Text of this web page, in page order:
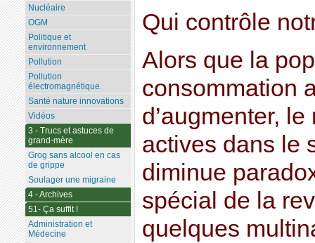
Qui contrôle
Alors que la
consommation
d’augmenter,
actives dans le
diminue
spécial de la
quelques
Nucléaire
OGM
Politique et
environnement
Pollution
Pollution
électromagnétique.
Santé nature innovations
Vidéos
3 - Trucs et astuces de
grand-mère
Grog sans alcool en cas
de grippe
Soulager une migraine
4 - Archives
51- Ça suffit !
Administration et
Médecine